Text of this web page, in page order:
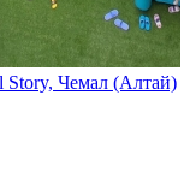
Story, Чемал (Алтай)